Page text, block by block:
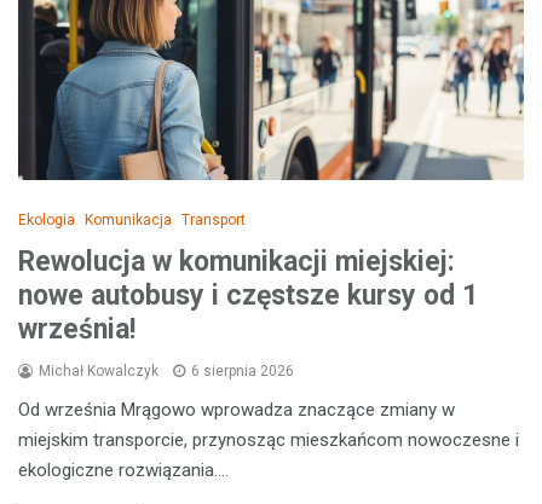
Ekologia Komunikacja Transport
Rewolucja w komunikacji miejskiej:
nowe autobusy i częstsze kursy od 1
września!
Michał Kowalczyk 6 sierpnia 2026
Od września Mrągowo wprowadza znaczące zmiany w
miejskim transporcie, przynosząc mieszkańcom nowoczesne i
ekologiczne rozwiązania.…